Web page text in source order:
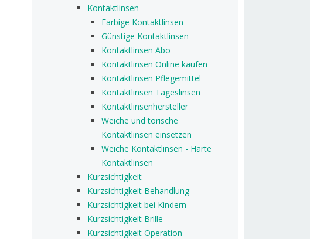
Kontaktlinsen
Farbige Kontaktlinsen
Günstige Kontaktlinsen
Kontaktlinsen Abo
Kontaktlinsen Online kaufen
Kontaktlinsen Pflegemittel
Kontaktlinsen Tageslinsen
Kontaktlinsenhersteller
Weiche und torische
Kontaktlinsen einsetzen
Weiche Kontaktlinsen - Harte
Kontaktlinsen
Kurzsichtigkeit
Kurzsichtigkeit Behandlung
Kurzsichtigkeit bei Kindern
Kurzsichtigkeit Brille
Kurzsichtigkeit Operation